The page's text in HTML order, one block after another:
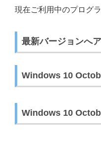
現在ご利用中のプログ
最新バージョンへ
Windows 10
Windows 10